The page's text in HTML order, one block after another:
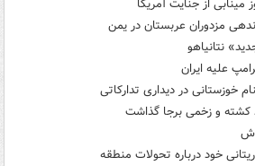
از جنایت آمریکا
مزدوران عربستان در یمن
نتانیاهو
علیه ایران
خوزستانی در دیداری تدارکاتی
کشته و زخمی برجا گذاشت
خود درباره تحولات منطقه